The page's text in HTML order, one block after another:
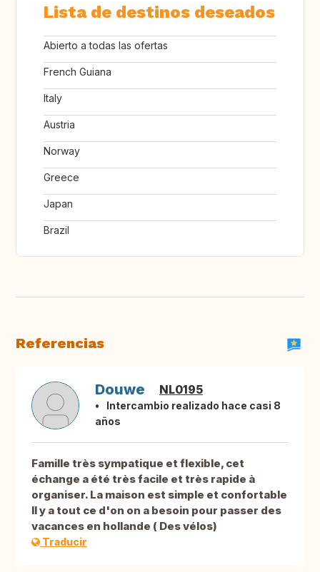
Lista de destinos deseados
Abierto a todas las ofertas
French Guiana
Italy
Austria
Norway
Greece
Japan
Brazil
Referencias
Douwe NL0195
Intercambio realizado hace casi 8
años
Famille très sympatique et flexible, cet
échange a été très facile et très rapide à
organiser. La maison est simple et confortable
Il y a tout ce d'on on a besoin pour passer des
vacances en hollande ( Des vélos)
Traducir